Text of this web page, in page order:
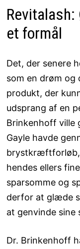
et formål
Det, der senere
som en drøm og
produkt, der
udsprang af en
Brinkenhoff ville
Gayle havde
brystkræftforløb,
hendes ellers
sparsomme og
derfor at glæde
at genvinde sine
Dr. Brinkenhoff